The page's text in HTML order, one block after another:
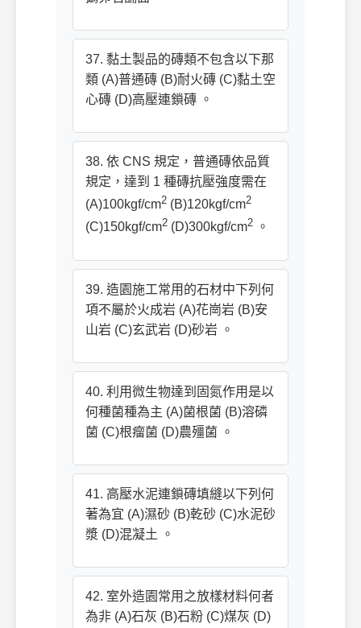
37. 黏土製品的磚類不包含以下那
類 (A)普通磚 (B)耐火磚 (C)黏土空
心磚 (D)高壓連鎖磚 。
38. 依 CNS 規定，普通磚依品質
規定，達到 1 種磚抗壓強度需在
(A)100kgf/cm2 (B)120kgf/cm2
(C)150kgf/cm2 (D)300kgf/cm2 。
39. 造園施工常用的石材中下列何
項不屬於火成岩 (A)花崗岩 (B)安
山岩 (C)玄武岩 (D)砂岩 。
40. 利用微生物達到固氮作用是以
何種菌種為主 (A)菌根菌 (B)溶磷
菌 (C)根瘤菌 (D)農殭菌 。
41. 高壓水泥連鎖磚填縫以下列何
著為宜 (A)濕砂 (B)乾砂 (C)水泥砂
漿 (D)混凝土 。
42. 室外造園常用之放樣材料何者
為非 (A)石灰 (B)石粉 (C)煤灰 (D)